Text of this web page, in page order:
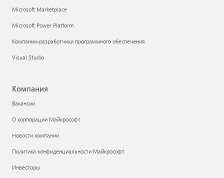
Microsoft Marketplace
Microsoft Power Platform
Компании-разработчики программного обеспечения
Visual Studio
Компания
Вакансии
О корпорации Майкрософт
Новости компании
Политика конфиденциальности Майкрософт
Инвесторы